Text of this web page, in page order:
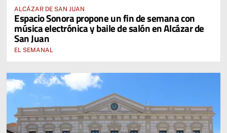
ALCÁZAR DE SAN JUAN
Espacio Sonora propone un fin de semana con
música electrónica y baile de salón en Alcázar de
San Juan
EL SEMANAL